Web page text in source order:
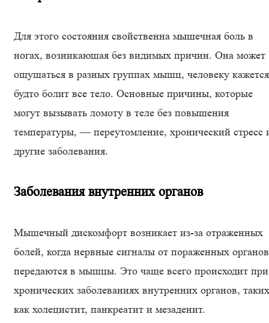
Для этого состояния свойственна мышечная боль в
ногах, возникающая без видимых причин. Она может
ощущаться в разных группах мышц, человеку
будто болит все тело. Основные причины, которые
могут вызывать ломоту в теле без повышения
температуры, — переутомление, хронический стресс
другие заболевания.
Заболевания внутренних органов
Мышечный дискомфорт возникает из-за отраженных
болей, когда нервные сигналы от пораженных органов
передаются в мышцы. Это чаще всего происходит при
хронических заболеваниях внутренних органов, таких
как холецистит, панкреатит и мезаденит.